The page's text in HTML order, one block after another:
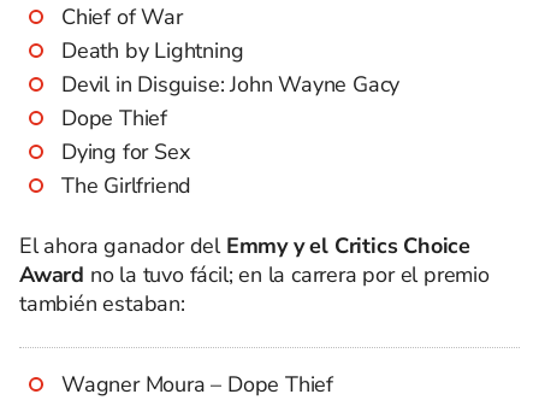
Chief of War
Death by Lightning
Devil in Disguise: John Wayne Gacy
Dope Thief
Dying for Sex
The Girlfriend
El ahora ganador del Emmy y el Critics Choice
Award no la tuvo fácil; en la carrera por el premio
también estaban:
Wagner Moura – Dope Thief